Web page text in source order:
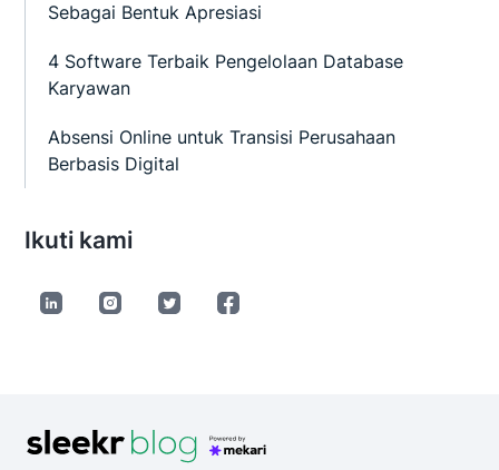
Sebagai Bentuk Apresiasi
4 Software Terbaik Pengelolaan Database
Karyawan
Absensi Online untuk Transisi Perusahaan
Berbasis Digital
Ikuti kami